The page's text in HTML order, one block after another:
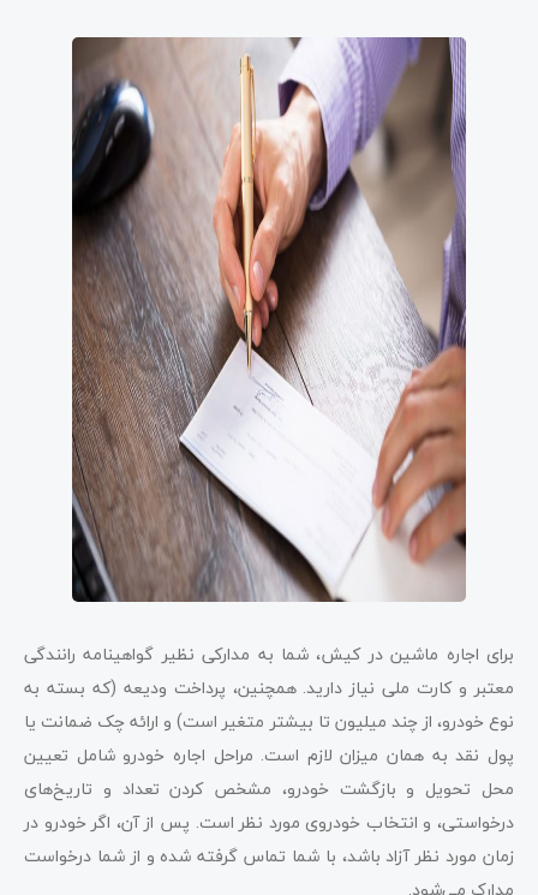
برای اجاره ماشین در کیش، شما به مدارکی نظیر گواهینامه رانندگی
معتبر و کارت ملی نیاز دارید. همچنین، پرداخت ودیعه (که بسته به
نوع خودرو، از چند میلیون تا بیشتر متغیر است) و ارائه چک ضمانت یا
پول نقد به همان میزان لازم است. مراحل اجاره خودرو شامل تعیین
محل تحویل و بازگشت خودرو، مشخص کردن تعداد و تاریخ‌های
درخواستی، و انتخاب خودروی مورد نظر است. پس از آن، اگر خودرو در
زمان مورد نظر آزاد باشد، با شما تماس گرفته شده و از شما درخواست